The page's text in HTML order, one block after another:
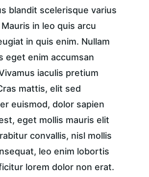
blandit scelerisque varius
in leo quis arcu
in quis enim. Nullam
eget enim accumsan
iaculis pretium
mattis, elit sed
euismod, dolor sapien
eget mollis mauris elit
convallis, nisl mollis
leo enim lobortis
lorem dolor non erat.